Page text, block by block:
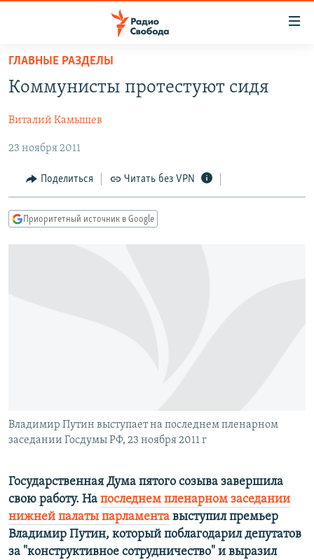
упрощенного
доступа
содержанию
Вернутся
главной
навигации
Вернутся
ПОДКАСТЫ
АВТОРСКИЕ ПРОЕКТЫ
ЦИТАТЫ СВОБОДЫ
МНЕНИЯ
КУЛЬТУРА
IDEL.РЕАЛИИ
Все сайты РСЕ/РС
ГЛАВНЫЕ РАЗДЕЛЫ
Коммунисты протестуют сидя
Виталий Камышев
23 ноября 2011
Поделиться Читать без VPN
Приоритетный источник в Google
Владимир Путин выступает на последнем пленарном
заседании Госдумы РФ, 23 ноября 2011 г
Государственная Дума пятого созыва завершила
свою работу. На последнем пленарном заседании
нижней палаты парламента выступил премьер
Владимир Путин, который поблагодарил депутатов
за "конструктивное сотрудничество" и выразил